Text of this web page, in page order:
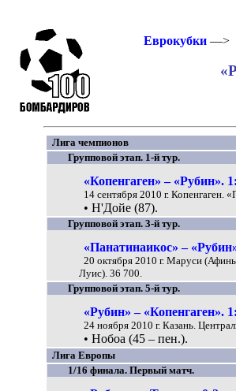
Еврокубки—>
Лига чемпионов
Групповой этап. 1-й тур.
«Копенгаген» – «Рубин».
14 сентября 2010 г. Копенгаген.
• Н'Дойе (87).
Групповой этап. 3-й тур.
«Панатинаикос» –
20 октября 2010 г. Маруси
Луис). 36 700.
Групповой этап. 5-й тур.
«Рубин» – «Копенгаген».
24 ноября 2010 г. Казань.
• Нобоа (45 – пен.).
Лига Европы
1/16 финала. Первый матч.